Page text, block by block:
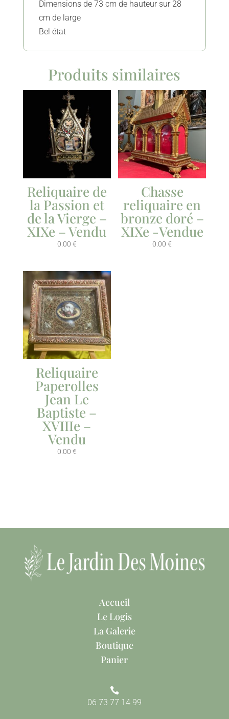
Dimensions de 73 cm de hauteur sur 28
cm de large
Bel état
Produits similaires
Reliquaire de
la Passion et
de la Vierge –
XIXe – Vendu
0.00 €
Chasse
reliquaire en
bronze doré –
XIXe -Vendue
0.00€
Reliquaire
Paperolles
Jean Le
Baptiste –
XVIIIe –
Vendu
0.00 €
Accueil
Le Logis
La Galerie
Boutique
Panier

06 73 77 14 99